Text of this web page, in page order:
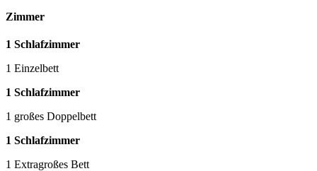
Zimmer
1 Schlafzimmer
1 Einzelbett
1 Schlafzimmer
1 großes Doppelbett
1 Schlafzimmer
1 Extragroßes Bett